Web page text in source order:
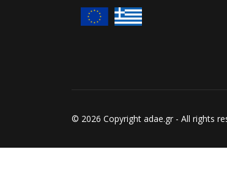
© 2026 Copyright adae.gr - All rights